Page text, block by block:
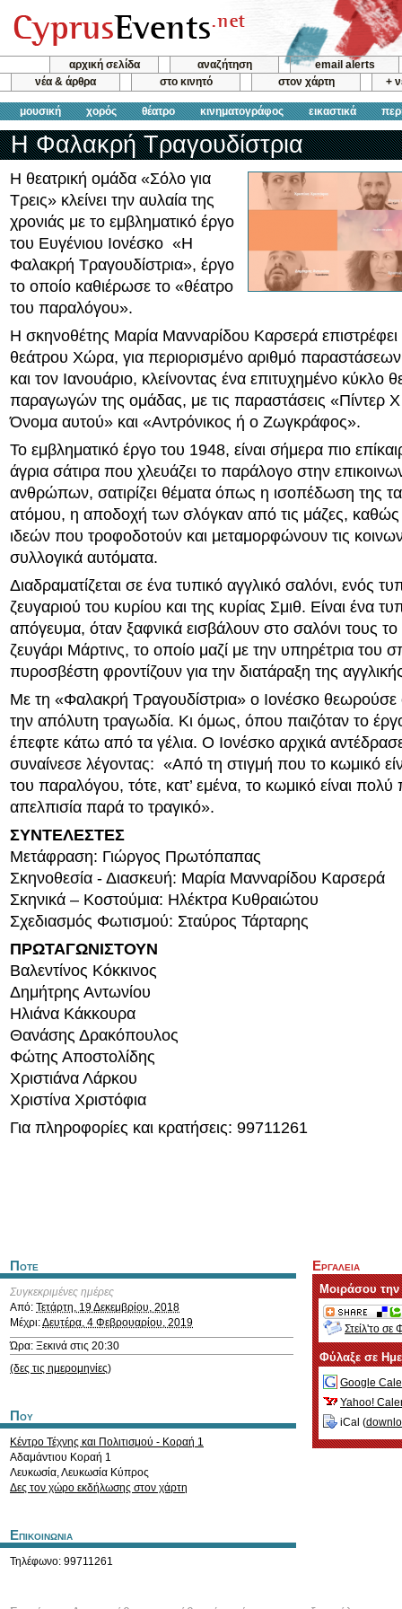
αρχική σελίδα αναζήτηση
email alerts
νέα & άρθρα
στο κινητό στον χάρτη +
μουσική χορός θέατρο κινηματογράφος εικαστικά
Η Φαλακρή Τραγουδίστρια
Η θεατρική ομάδα «Σόλο για
Τρεις» κλείνει την αυλαία της
χρονιάς με το εμβληματικό έργο
του Ευγένιου Ιονέσκο «Η
Φαλακρή Τραγουδίστρια», έργο
το οποίο καθιέρωσε το «θέατρο
του παραλόγου».
Η σκηνοθέτης Μαρία Μανναρίδου Καρσερά
θεάτρου Χώρα, για περιορισμένο αριθμό παραστάσεων
και τον Ιανουάριο, κλείνοντας ένα επιτυχημένο κύκλο
παραγωγών της ομάδας, με τις παραστάσεις «Πίντερ
Όνομα αυτού» και «Αντρόνικος ή ο Ζωγκράφος».
Το εμβληματικό έργο του 1948, είναι σήμερα πιο
άγρια σάτιρα που χλευάζει το παράλογο στην
ανθρώπων, σατιρίζει θέματα όπως η ισοπέδωση της
ατόμου, η αποδοχή των σλόγκαν από τις μάζες, καθώς
ιδεών που τροφοδοτούν και μεταμορφώνουν τις
συλλογικά αυτόματα.
Διαδραματίζεται σε ένα τυπικό αγγλικό σαλόνι, ενός
ζευγαριού του κυρίου και της κυρίας Σμιθ. Είναι ένα
απόγευμα, όταν ξαφνικά εισβάλουν στο σαλόνι τους το
ζευγάρι Μάρτινς, το οποίο μαζί με την υπηρέτρια του
πυροσβέστη φροντίζουν για την διατάραξη της
Με τη «Φαλακρή Τραγουδίστρια» ο Ιονέσκο θεωρούσε
την απόλυτη τραγωδία. Κι όμως, όπου παιζόταν το
έπεφτε κάτω από τα γέλια. Ο Ιονέσκο αρχικά
συναίνεσε λέγοντας: «Από τη στιγμή που το κωμικό
του παραλόγου, τότε, κατ’ εμένα, το κωμικό είναι πολύ
απελπισία παρά το τραγικό».
ΣΥΝΤΕΛΕΣΤΕΣ
Μετάφραση: Γιώργος Πρωτόπαπας
Σκηνοθεσία - Διασκευή: Μαρία Μανναρίδου Καρσερά
Σκηνικά – Κοστούμια: Ηλέκτρα Κυθραιώτου
Σχεδιασμός Φωτισμού: Σταύρος Τάρταρης
ΠΡΩΤΑΓΩΝΙΣΤΟΥΝ
Βαλεντίνος Κόκκινος
Δημήτρης Αντωνίου
Ηλιάνα Κάκκουρα
Θανάσης Δρακόπουλος
Φώτης Αποστολίδης
Χριστιάνα Λάρκου
Χριστίνα Χριστόφια
Για πληροφορίες και κρατήσεις: 99711261
Ποτε
Συγκεκριμένες ημέρες
Από: Τετάρτη, 19 Δεκεμβρίου, 2018
Μέχρι:Δευτέρα, 4 Φεβρουαρίου, 2019
Ώρα: Ξεκινά στις 20:30
(δες τις ημερομηνίες)
Που
Κέντρο Τέχνης και Πολιτισμού - Κοραή 1
Αδαμάντιου Κοραή 1
Λευκωσία,Λευκωσία Κύπρος
Δες τον χώρο εκδήλωσης στον χάρτη
Επικοινωνια
Τηλέφωνο: 99711261
Εργαλεια
Μοιράσου
Στείλ'το σε
Φύλαξε σε
Google
Yahoo!
iCal (